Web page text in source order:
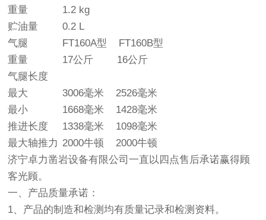
重量
1.2 kg
贮油量
0.2 L
气腿
FT160A型 FT160B型
重量
17公斤 16公斤
气腿长度
最大
3006毫米 2526毫米
最小
1668毫米 1428毫米
推进长度
1338毫米 1098毫米
最大轴推力 2000牛顿 2000牛顿
济宁卓力凿岩设备有限公司一直以四点售后承诺赢得顾
客光顾。
一、产品质量承诺：
1、产品的制造和检测均有质量记录和检测资料。